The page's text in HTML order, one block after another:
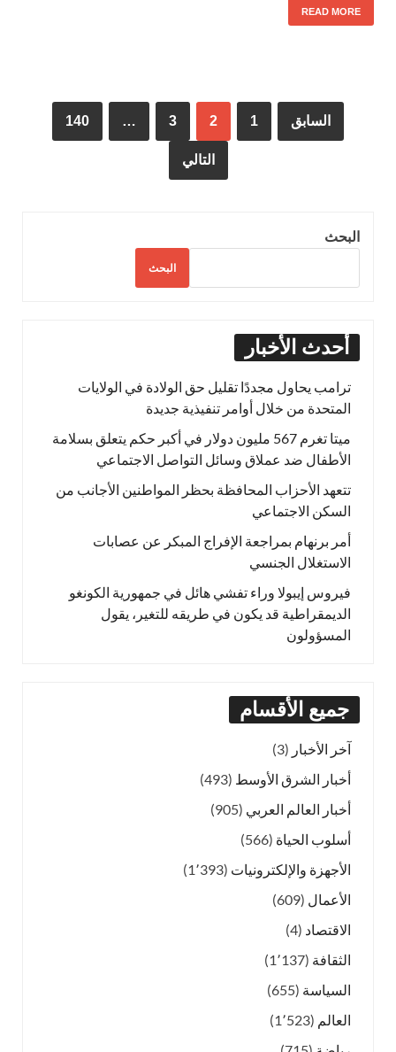
READ MORE
السابق 1
2
3
…
140
التالي
البحث
البحث
أحدث الأخبار
ترامب يحاول مجددًا تقليل حق الولادة في الولايات
المتحدة من خلال أوامر تنفيذية جديدة
ميتا تغرم 567 مليون دولار في أكبر حكم يتعلق بسلامة
الأطفال ضد عملاق وسائل التواصل الاجتماعي
تتعهد الأحزاب المحافظة بحظر المواطنين الأجانب من
السكن الاجتماعي
أمر برنهام بمراجعة الإفراج المبكر عن عصابات
الاستغلال الجنسي
فيروس إيبولا وراء تفشي هائل في جمهورية الكونغو
الديمقراطية قد يكون في طريقه للتغير، يقول
المسؤولون
جميع الأقسام
آخر الأخبار (3)
أخبار الشرق الأوسط (493)
أخبار العالم العربي (905)
أسلوب الحياة (566)
الأجهزة والإلكترونيات (1٬393)
الأعمال (609)
الاقتصاد (4)
الثقافة (1٬137)
السياسة (655)
العالم (1٬523)